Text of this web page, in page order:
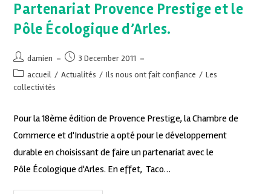
Partenariat Provence Prestige et le
Pôle Écologique d’Arles.
damien
3 December 2011
accueil / Actualités / Ils nous ont fait confiance / Les
collectivités
Pour la 18ème édition de Provence Prestige, la Chambre de
Commerce et d'Industrie a opté pour le développement
durable en choisissant de faire un partenariat avec le
Pôle Écologique d'Arles. En effet, Taco…